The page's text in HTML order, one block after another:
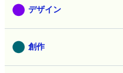
デザイン
創作